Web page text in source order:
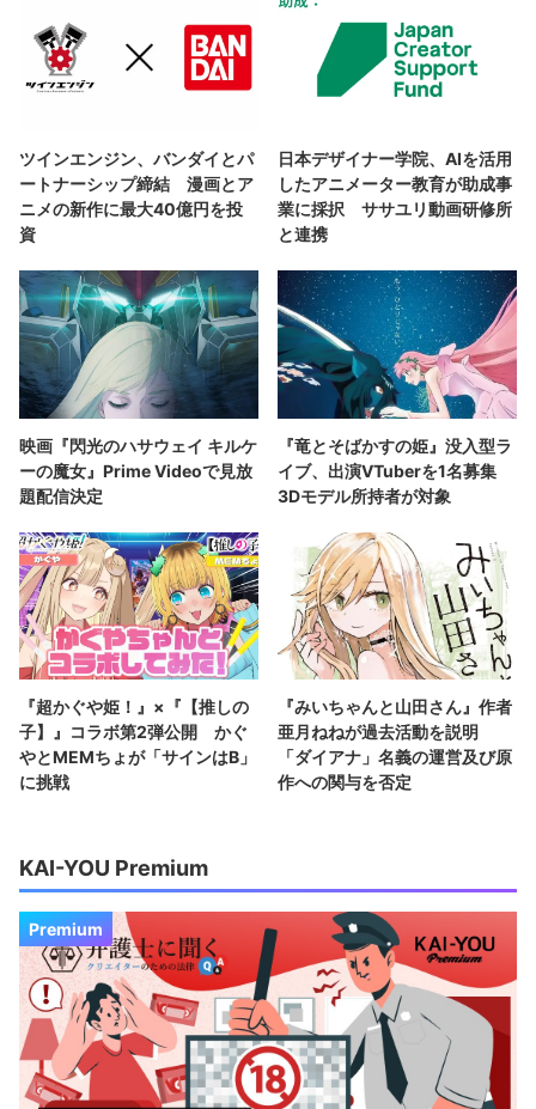
ツインエンジン、バンダイとパ
ートナーシップ締結 漫画とア
ニメの新作に最大40億円を投
資
日本デザイナー学院、AIを活用
したアニメーター教育が助成事
業に採択 ササユリ動画研修所
と連携
映画『閃光のハサウェイ キルケ
ーの魔女』Prime Videoで見放
題配信決定
『竜とそばかすの姫』没入型ラ
イブ、出演VTuberを1名募集
3Dモデル所持者が対象
『超かぐや姫！』×『【推しの
子】』コラボ第2弾公開 かぐ
やとMEMちょが「サインはB」
に挑戦
『みいちゃんと山田さん』作者
亜月ねねが過去活動を説明
「ダイアナ」名義の運営及び原
作への関与を否定
KAI-YOU Premium
Premium